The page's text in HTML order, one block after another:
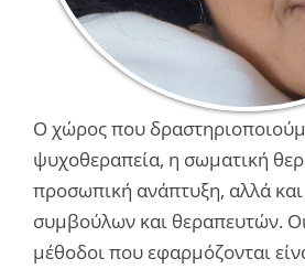
Ο χώρος που
ψυχοθεραπεία, η σωματική
προσωπική ανάπτυξη, αλλά
συμβούλων και θεραπευτών.
μέθοδοι που εφαρμόζονται